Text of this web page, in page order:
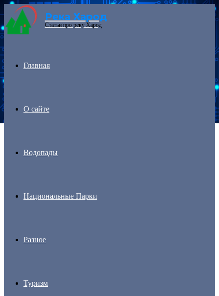
Menu
Река Харод
Статьи про реку Харод
Главная
О сайте
Водопады
Национальные Парки
Разное
Туризм